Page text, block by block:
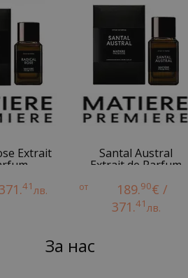
Extrait
41лв.
Santal Austral
Extrait de Parfum
от 189.90€ /
371.41лв.
За нас